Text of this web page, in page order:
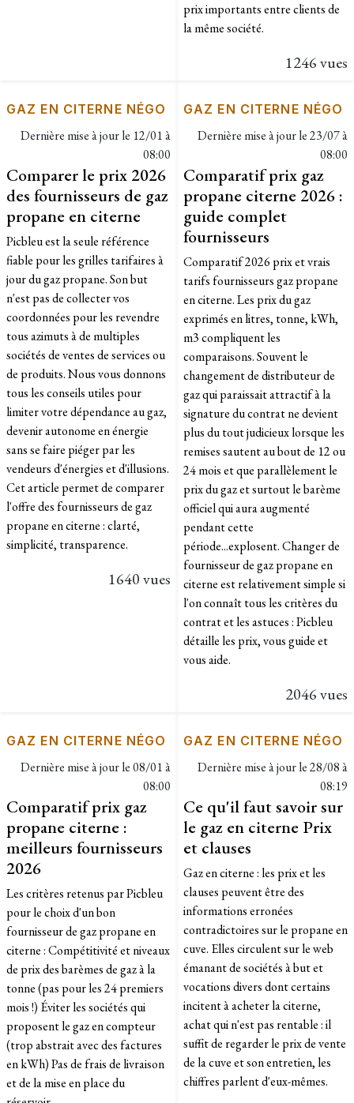
prix importants entre clients de
la même société.
1246 vues
GAZ EN CITERNE NÉGO
Dernière mise à jour le 12/01 à
08:00
Comparer le prix 2026
des fournisseurs de gaz
propane en citerne
Picbleu est la seule référence
fiable pour les grilles tarifaires à
jour du gaz propane. Son but
n'est pas de collecter vos
coordonnées pour les revendre
tous azimuts à de multiples
sociétés de ventes de services ou
de produits. Nous vous donnons
tous les conseils utiles pour
limiter votre dépendance au gaz,
devenir autonome en énergie
sans se faire piéger par les
vendeurs d'énergies et d'illusions.
Cet article permet de comparer
l'offre des fournisseurs de gaz
propane en citerne : clarté,
simplicité, transparence.
1640 vues
GAZ EN CITERNE NÉGO
Dernière mise à jour le23/07 à
08:00
Comparatif prix gaz
propane citerne 2026 :
guide complet
fournisseurs
Comparatif 2026 prix et vrais
tarifs fournisseurs gaz propane
en citerne. Les prix du gaz
exprimés en litres, tonne, kWh,
m3 compliquent les
comparaisons. Souvent le
changement de distributeur de
gaz qui paraissait attractif à la
signature du contrat ne devient
plus du tout judicieux lorsque les
remises sautent au bout de 12 ou
24 mois et que parallèlement le
prix du gaz et surtout le barème
officiel qui aura augmenté
pendant cette
période...explosent. Changer de
fournisseur de gaz propane en
citerne est relativement simple si
l'on connaît tous les critères du
contrat et les astuces : Picbleu
détaille les prix, vous guide et
vous aide.
2046 vues
GAZ EN CITERNE NÉGO
Dernière mise à jour le08/01 à
08:00
Comparatif prix gaz
propane citerne :
meilleurs fournisseurs
2026
Les critères retenus par Picbleu
pour le choix d'un bon
fournisseur de gaz propane en
citerne : Compétitivité et niveaux
de prix des barèmes de gaz à la
tonne (pas pour les 24 premiers
mois !) Éviter les sociétés qui
proposent le gaz en compteur
(trop abstrait avec des factures
en kWh) Pas de frais de livraison
et de la mise en place du
GAZ EN CITERNE NÉGO
Dernière mise à jour le28/08 à
08:19
Ce qu'il faut savoir sur
le gaz en citerne Prix
et clauses
Gaz en citerne : les prix et les
clauses peuvent être des
informations erronées
contradictoires sur le propane en
cuve. Elles circulent sur le web
émanant de sociétés à but et
vocations divers dont certains
incitent à acheter la citerne,
achat qui n'est pas rentable : il
suffit de regarder le prix de vente
de la cuve et son entretien, les
chiffres parlent d'eux-mêmes.